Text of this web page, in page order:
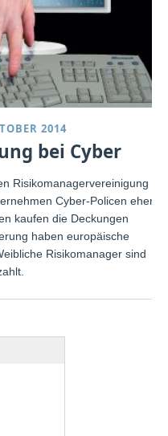
2014
bei Cyber
Risikomanagervereinigung
Cyber-Policen eher
kaufen die Deckungen
haben europäische
Risikomanager sind